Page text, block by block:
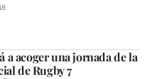
a acoger una jornada de la
de Rugby 7